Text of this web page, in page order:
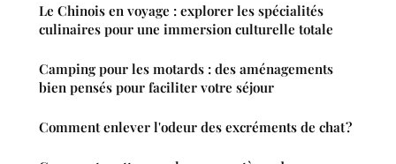
Le Chinois en voyage : explorer les spécialités
culinaires pour une immersion culturelle totale
Camping pour les motards : des aménagements
bien pensés pour faciliter votre séjour
Comment enlever l'odeur des excréments de chat ?